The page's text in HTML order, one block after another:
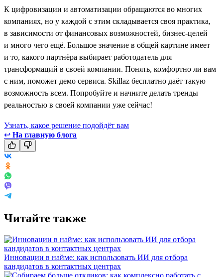
К цифровизации и автоматизации обращаются во многих
компаниях, но у каждой с этим складывается своя практика,
в зависимости от финансовых возможностей, бизнес-целей
и много чего ещё. Большое значение в общей картине имеет
и то, какого партнёра выбирает работодатель для
трансформаций в своей компании. Понять, комфортно ли вам
с ним, поможет демо сервиса. Skillaz бесплатно даёт такую
возможность всем. Попробуйте и начните делать тренды
реальностью в своей компании уже сейчас!
Узнать, какое решение подойдёт вам
↩ На главную блога
Читайте также
Инновации в найме: как использовать ИИ для отбора
кандидатов в контактных центрах